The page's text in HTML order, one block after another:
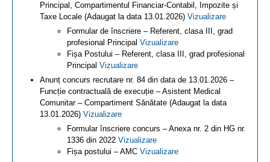
Principal, Compartimentul Financiar-Contabil, Impozite și
Taxe Locale (Adaugat la data 13.01.2026) Vizualizare
Formular de înscriere – Referent, clasa III, grad
profesional Principal Vizualizare
Fișa Postului – Referent, clasa III, grad profesional
Principal Vizualizare
Anunț concurs recrutare nr. 84 din data de 13.01.2026 –
Funcție contractuală de execuție – Asistent Medical
Comunitar – Compartiment Sănătate (Adaugat la data
13.01.2026) Vizualizare
Formular înscriere concurs – Anexa nr. 2 din HG nr.
1336 din 2022 Vizualizare
Fișa postului – AMC Vizualizare